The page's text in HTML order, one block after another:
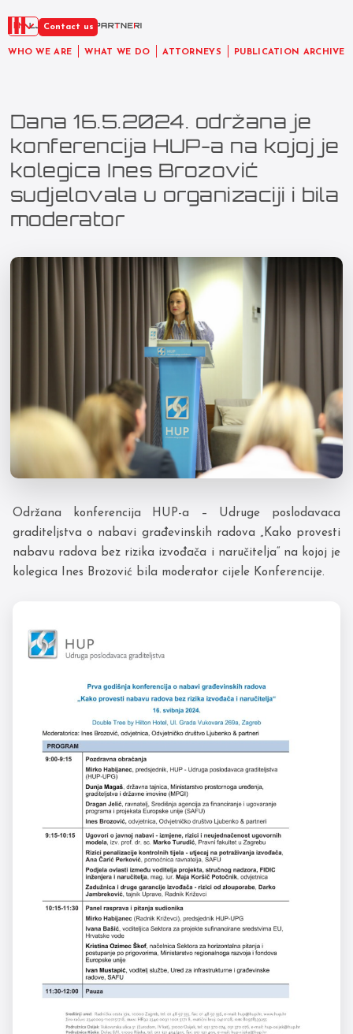
WHO WE ARE WHAT WE DO ATTORNEYS PUBLICATION ARCHIVE
EN Contact us
Dana 16.5.2024. održana je
konferencija HUP-a na kojoj je
kolegica Ines Brozović
sudjelovala u organizaciji i bila
moderator
Održana konferencija HUP-a – Udruge poslodavaca
graditeljstva o nabavi građevinskih radova „Kako provesti
nabavu radova bez rizika izvođača i naručitelja“ na kojoj je
kolegica Ines Brozović bila moderator cijele Konferencije.